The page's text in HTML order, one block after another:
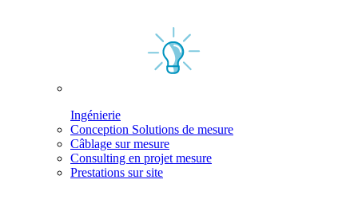
Ingénierie
Conception Solutions de mesure
Câblage sur mesure
Consulting en projet mesure
Prestations sur site